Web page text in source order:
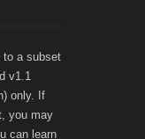
to a subset
v1.1
only. If
you may
can learn